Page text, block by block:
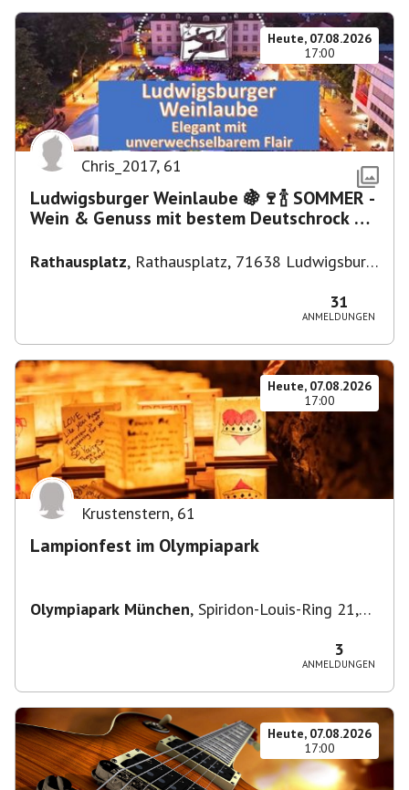
Heute, 07.08.2026
17:00
Chris_2017, 61
Ludwigsburger Weinlaube 🍇🍷🍾 SOMMER -
Wein & Genuss mit bestem Deutschrock 🎼
Rathausplatz, Rathausplatz, 71638 Ludwigsburg,
31
ANMELDUNGEN
Heute, 07.08.2026
17:00
Krustenstern, 61
Lampionfest im Olympiapark
Olympiapark München, Spiridon-Louis-Ring 21,
3
ANMELDUNGEN
Heute, 07.08.2026
17:00